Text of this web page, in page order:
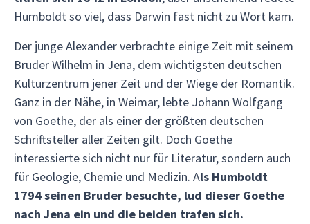
Humboldt so viel, dass Darwin fast nicht zu Wort kam.
Der junge Alexander verbrachte einige Zeit mit seinem
Bruder Wilhelm in Jena, dem wichtigsten deutschen
Kulturzentrum jener Zeit und der Wiege der Romantik.
Ganz in der Nähe, in Weimar, lebte Johann Wolfgang
von Goethe, der als einer der größten deutschen
Schriftsteller aller Zeiten gilt. Doch Goethe
interessierte sich nicht nur für Literatur, sondern auch
für Geologie, Chemie und Medizin. Als Humboldt
1794 seinen Bruder besuchte, lud dieser Goethe
nach Jena ein und die beiden trafen sich.